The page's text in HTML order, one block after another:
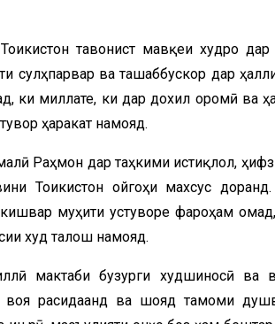
тавонист мавқеи худро
сулҳпарвар ва ташаббускор дар
ки миллате, ки дар дохил оромӣ ва
ҳаракат намояд.
Раҳмон дар таҳкими истиқлол,
Тоҷикистон ҷойгоҳи махсус
муҳити устуворе фароҳам
худ талош намояд.
мактаби бузурги худшиносӣ ва
расидаанд ва шояд тамоми